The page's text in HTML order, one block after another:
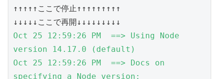
↑↑↑↑↑ここで停止↑↑↑↑↑↑↑↑↑
↓↓↓↓↓ここで再開↓↓↓↓↓↓↓↓↓
Oct 25 12:59:26 PM  ==> Using Node
version 14.17.0 (default)
Oct 25 12:59:26 PM  ==> Docs on
specifying a Node version: